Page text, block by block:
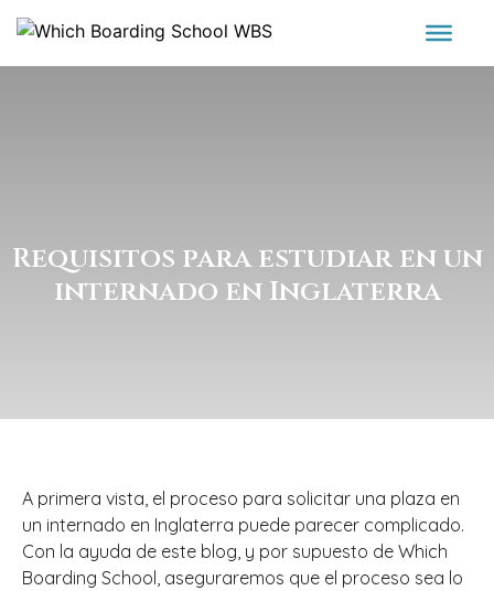
Requisitos para estudiar en un
internado en Inglaterra
A primera vista, el proceso para solicitar una plaza en
un internado en Inglaterra puede parecer complicado.
Con la ayuda de este blog, y por supuesto de Which
Boarding School, aseguraremos que el proceso sea lo